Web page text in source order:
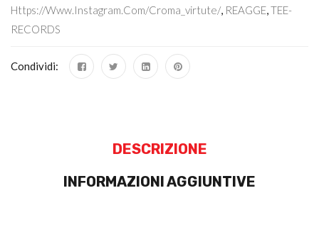
Https://www.instagram.com/croma_virtute/, REAGGE,TEE-
RECORDS
Condividi:
DESCRIZIONE
INFORMAZIONI AGGIUNTIVE